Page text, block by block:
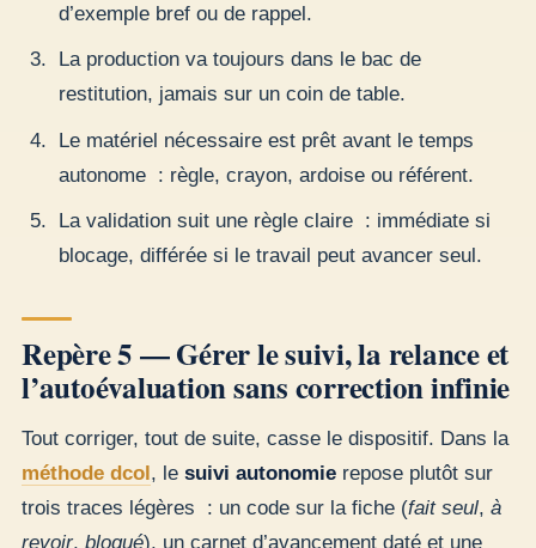
d’exemple bref ou de rappel.
La production va toujours dans le bac de
restitution, jamais sur un coin de table.
Le matériel nécessaire est prêt avant le temps
autonome : règle, crayon, ardoise ou référent.
La validation suit une règle claire : immédiate si
blocage, différée si le travail peut avancer seul.
Repère 5 — Gérer le suivi, la relance et
l’autoévaluation sans correction infinie
Tout corriger, tout de suite, casse le dispositif. Dans la
méthode dcol , le suivi autonomie repose plutôt sur
trois traces légères : un code sur la fiche (fait seul, à
revoir, bloqué), un carnet d’avancement daté et une